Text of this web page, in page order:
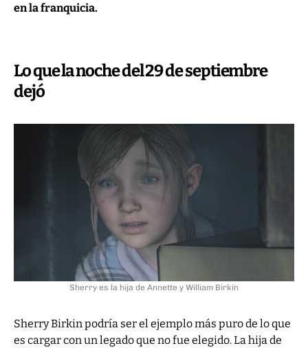
en la franquicia.
Lo que la noche del 29 de septiembre
dejó
Sherry es la hija de Annette y William Birkin
Sherry Birkin podría ser el ejemplo más puro de lo que
es cargar con un legado que no fue elegido. La hija de